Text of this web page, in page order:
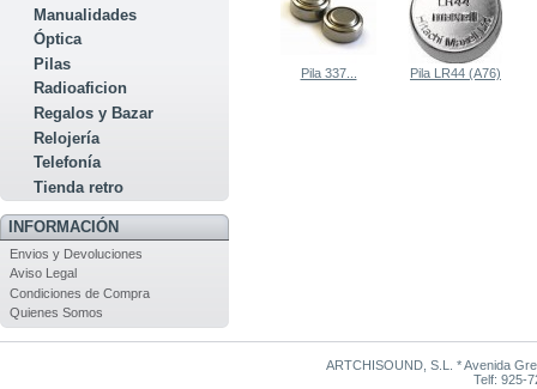
Manualidades
Óptica
Pilas
Radioaficion
Regalos y Bazar
Relojería
Telefonía
Tienda retro
INFORMACIÓN
Envios y Devoluciones
Aviso Legal
Condiciones de Compra
Quienes Somos
Pila 337... Pila LR44 (A76)
ARTCHISOUND, S.L. * Avenida
Telf: 925-